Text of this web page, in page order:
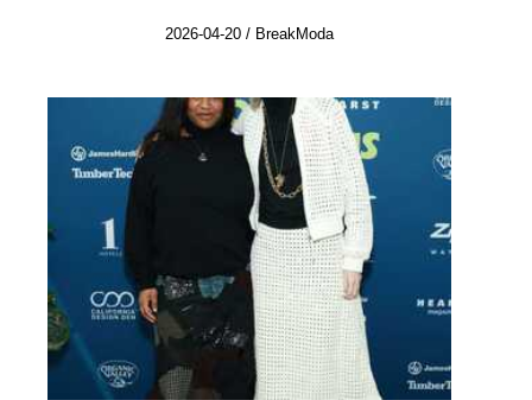
2026-04-20 / BreakModa